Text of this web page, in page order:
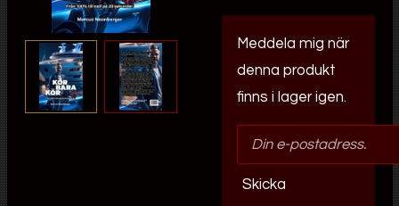
Meddela mig när
denna produkt
finns i lager igen.
Skicka